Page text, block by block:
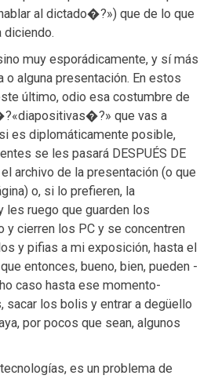
al dictado�?») que de lo que
diciendo.
muy esporádicamente, y sí más
o alguna presentación. En estos
último, odio esa costumbre de
que vas a
es diplomáticamente posible,
se les pasará DESPUÉS DE
archivo de la presentación (o que
o, si lo prefieren, la
les ruego que guarden los
cierren los PC y se concentren
y pifias a mi exposición, hasta el
entonces, bueno, bien, pueden -
caso hasta ese momento-
sacar los bolis y entrar a degüello
por pocos que sean, algunos
es un problema de